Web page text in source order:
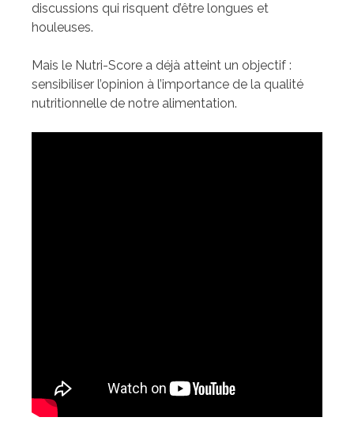
discussions qui risquent d’être longues et
houleuses.
Mais le Nutri-Score a déjà atteint un objectif :
sensibiliser l’opinion à l’importance de la qualité
nutritionnelle de notre alimentation.